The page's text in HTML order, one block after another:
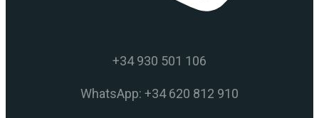
+34 930 501 106
WhatsApp: +34 620 812 910